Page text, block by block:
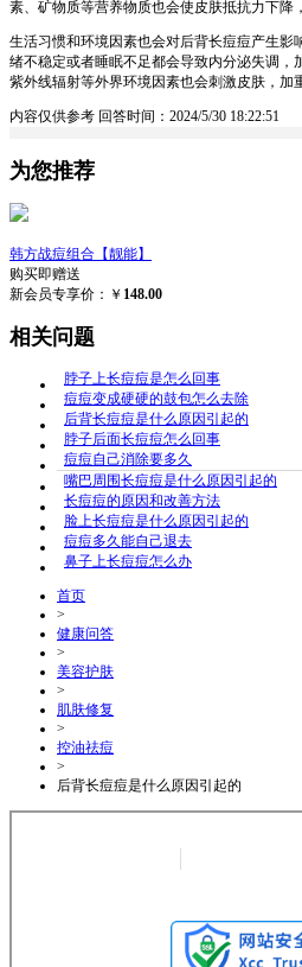
素、矿物质等营养物质也会使皮肤抵抗力下降
生活习惯和环境因素也会对后背长痘痘产生影
绪不稳定或者睡眠不足都会导致内分泌失调，
紫外线辐射等外界环境因素也会刺激皮肤，加
内容仅供参考 回答时间：2024/5/30 18:22:51
为您推荐
韩方战痘组合【靓能】
购买即赠送
新会员专享价：￥ 148.00
相关问题
脖子上长痘痘是怎么回事
痘痘变成硬硬的鼓包怎么去除
后背长痘痘是什么原因引起的
脖子后面长痘痘怎么回事
痘痘自己消除要多久
嘴巴周围长痘痘是什么原因引起的
长痘痘的原因和改善方法
脸上长痘痘是什么原因引起的
痘痘多久能自己退去
鼻子上长痘痘怎么办
首页
>
健康问答
>
美容护肤
>
肌肤修复
>
控油祛痘
>
后背长痘痘是什么原因引起的